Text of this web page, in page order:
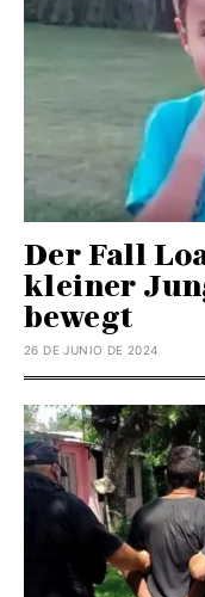
Der Fall
kleiner
bewegt
26 DE JUNIO DE 2024